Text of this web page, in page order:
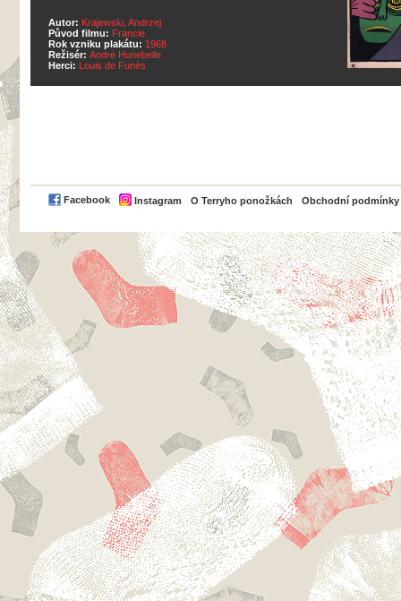
Autor: Krajewski, Andrzej
Původ filmu: Francie
Rok vzniku plakátu: 1968
Režisér: André Hunebelle
Herci: Louis de Funès
Facebook Instagram O Terryho ponožkách Obchodní podmínky
PayPal